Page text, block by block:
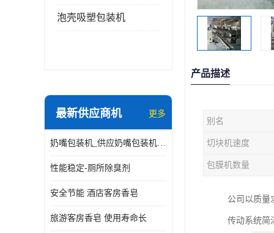
泡壳吸塑包装机
最新供应商机 更多
奶嘴包装机_供应奶嘴包装机_奶嘴包装机厂家
性能稳定-厕所除臭剂
安全节能 酒店客房香皂
旅游客房香皂 使用寿命长
产品描述
别名
切块机速度
包膜机数量
公司以质量
传动系统简